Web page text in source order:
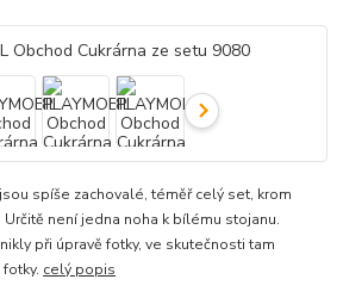
spíše zachovalé, téměř celý set, krom
není jedna noha k bílému stojanu.
při úpravě fotky, ve skutečnosti tam
celý popis